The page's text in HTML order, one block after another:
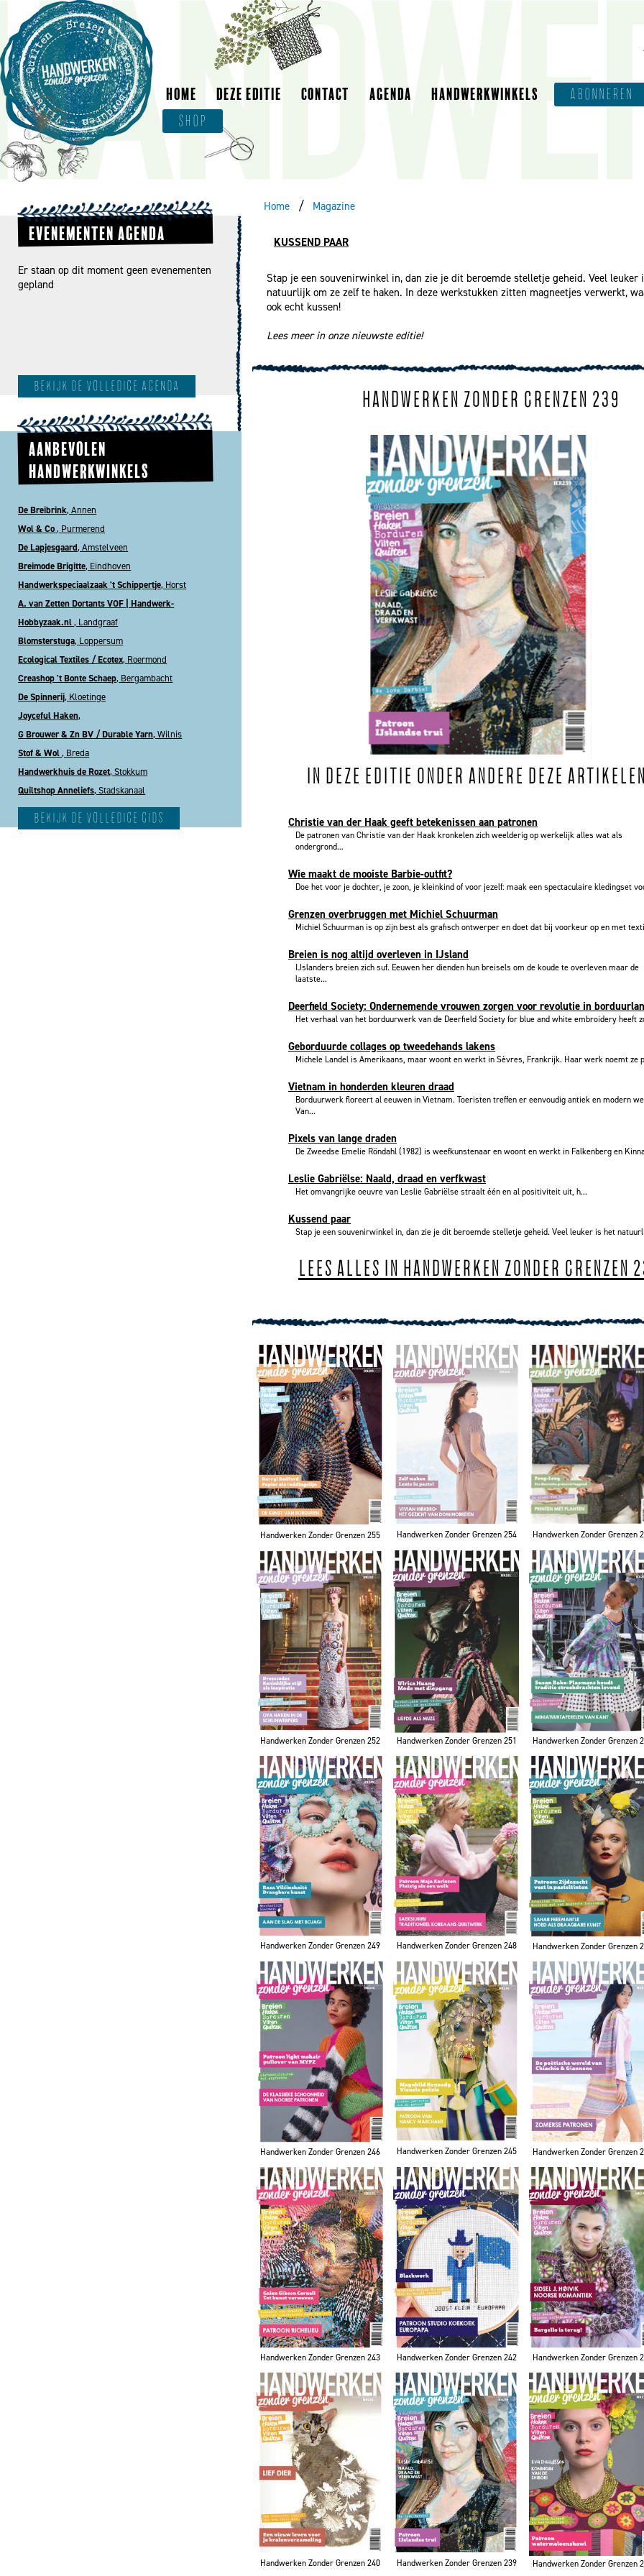
HOME DEZE EDITIE CONTACT AGENDA HANDWERKWINKELS
ABONNEREN
SHOP
EVENEMENTEN AGENDA
Er staan op dit moment geen evenementen
gepland
bekijk de volledige agenda
AANBEVOLEN
HANDWERKWINKELS
De Breibrink, Annen
Wol & Co, Purmerend
De Lapjesgaard, Amstelveen
Breimode Brigitte, Eindhoven
Handwerkspeciaalzaak 't Schippertje, Horst
A. van Zetten Dortants VOF | Handwerk-
Hobbyzaak.nl, Landgraaf
Blomsterstuga, Loppersum
Ecological Textiles / Ecotex, Roermond
Creashop 't Bonte Schaep, Bergambacht
De Spinnerij, Kloetinge
Joyceful Haken,
G Brouwer & Zn BV / Durable Yarn, Wilnis
Stof & Wol, Breda
Handwerkhuis de Rozet, Stokkum
Quiltshop Anneliefs, Stadskanaal
bekijk de volledige gids
Home Magazine
KUSSEND PAAR
Stap je een souvenirwinkel in, dan zie je dit beroemde stelletje geheid. Veel leuker
natuurlijk om ze zelf te haken. In deze werkstukken zitten magneetjes verwerkt,
ook echt kussen!
Lees meer in onze nieuwste editie!
HANDWERKEN ZONDER GRENZEN 239
IN DEZE EDITIE ONDER ANDERE DEZE
Christie van der Haak geeft betekenissen aan patronen
De patronen van Christie van der Haak kronkelen zich weelderig op werkelijk alles wat als
ondergrond...
Wie maakt de mooiste Barbie-outfit?
Doe het voor je dochter, je zoon, je kleinkind of voor jezelf: maak een spectaculaire kledingset
Grenzen overbruggen met Michiel Schuurman
Michiel Schuurman is op zijn best als grafisch ontwerper en doet dat bij voorkeur op en met
Breien is nog altijd overleven in IJsland
IJslanders breien zich suf. Eeuwen her dienden hun breisels om de koude te overleven maar de
laatste...
Deerfield Society: Ondernemende vrouwen zorgen voor revolutie in
Het verhaal van het borduurwerk van de Deerfield Society for blue and white embroidery heeft
Geborduurde collages op tweedehands lakens
Michele Landel is Amerikaans, maar woont en werkt in Sèvres, Frankrijk. Haar werk noemt ze
Vietnam in honderden kleuren draad
Borduurwerk floreert al eeuwen in Vietnam. Toeristen treffen er eenvoudig antiek en modern
Van...
Pixels van lange draden
De Zweedse Emelie Röndahl (1982) is weefkunstenaar en woont en werkt in Falkenberg en
Leslie Gabriëlse: Naald, draad en verfkwast
Het omvangrijke oeuvre van Leslie Gabriëlse straalt één en al positiviteit uit, h...
Kussend paar
Stap je een souvenirwinkel in, dan zie je dit beroemde stelletje geheid. Veel leuker is het
LEES ALLES IN HANDWERKEN ZONDER GRENZEN
Handwerken Zonder Grenzen 255 Handwerken Zonder Grenzen 254 Handwerken Zonder Grenzen
Handwerken Zonder Grenzen 252 Handwerken Zonder Grenzen 251 Handwerken Zonder Grenzen
Handwerken Zonder Grenzen 249 Handwerken Zonder Grenzen 248 Handwerken Zonder Grenzen
Handwerken Zonder Grenzen 246 Handwerken Zonder Grenzen 245 Handwerken Zonder Grenzen
Handwerken Zonder Grenzen 243 Handwerken Zonder Grenzen 242 Handwerken Zonder Grenzen
Handwerken Zonder Grenzen 240 Handwerken Zonder Grenzen 239 Handwerken Zonder Grenzen